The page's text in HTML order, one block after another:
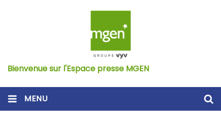
Bienvenue sur l'Espace presse MGEN
MENU